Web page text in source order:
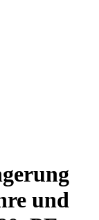
und